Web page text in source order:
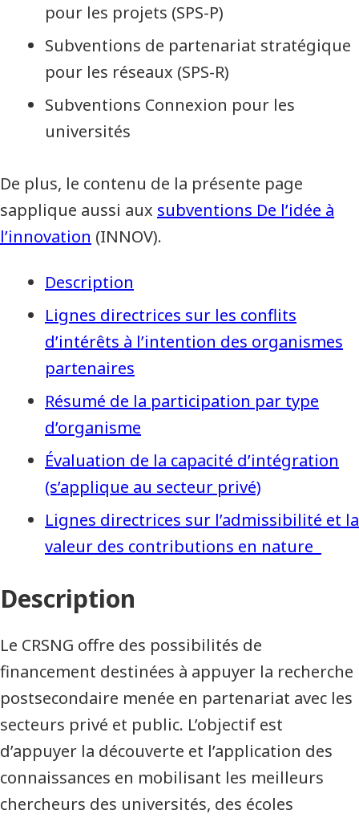
pour les projets (SPS-P)
Subventions de partenariat stratégique
pour les réseaux (SPS-R)
Subventions Connexion pour les
universités
De plus, le contenu de la présente page
sapplique aussi aux subventions De l’idée à
l’innovation (INNOV).
Description
Lignes directrices sur les conflits
d’intérêts à l’intention des organismes
partenaires
Résumé de la participation par type
d’organisme
Évaluation de la capacité d’intégration
(s’applique au secteur privé)
Lignes directrices sur l’admissibilité et la
valeur des contributions en nature
Description
Le CRSNG offre des possibilités de
financement destinées à appuyer la recherche
postsecondaire menée en partenariat avec les
secteurs privé et public. L’objectif est
d’appuyer la découverte et l’application des
connaissances en mobilisant les meilleurs
chercheurs des universités, des écoles